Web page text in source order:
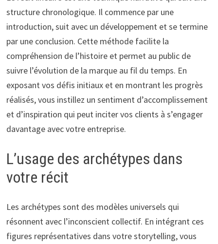
structure chronologique. Il commence par une
introduction, suit avec un développement et se termine
par une conclusion. Cette méthode facilite la
compréhension de l’histoire et permet au public de
suivre l’évolution de la marque au fil du temps. En
exposant vos défis initiaux et en montrant les progrès
réalisés, vous instillez un sentiment d’accomplissement
et d’inspiration qui peut inciter vos clients à s’engager
davantage avec votre entreprise.
L’usage des archétypes dans
votre récit
Les archétypes sont des modèles universels qui
résonnent avec l’inconscient collectif. En intégrant ces
figures représentatives dans votre storytelling, vous